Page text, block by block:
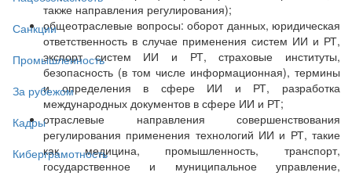
Санкции
Промышленность
За рубежом
Кадры
Киберграмотность
также направления регулирования);
общеотраслевые вопросы: оборот данных, юридическая
ответственность в случае применения систем ИИ и РТ,
экспорт систем ИИ и РТ, страховые институты,
безопасность (в том числе информационная), термины
и определения в сфере ИИ и РТ, разработка
международных документов в сфере ИИ и РТ;
отраслевые направления совершенствования
регулирования применения технологий ИИ и РТ, такие
как медицина, промышленность, транспорт,
государственное и муниципальное управление,